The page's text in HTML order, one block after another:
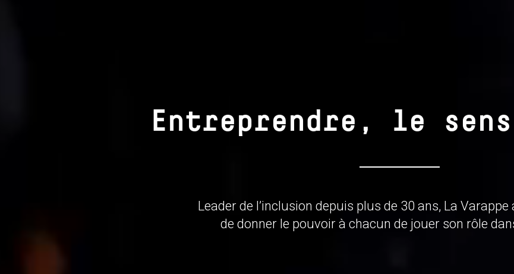
Entreprendre, le
Leader de l’inclusion depuis plus de 30 ans, La
de donner le pouvoir à chacun de jouer son rôle